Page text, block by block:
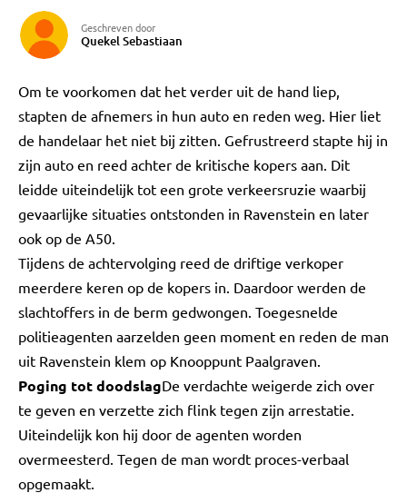
Geschreven door
Quekel Sebastiaan
Om te voorkomen dat het verder uit de hand liep,
stapten de afnemers in hun auto en reden weg. Hier liet
de handelaar het niet bij zitten. Gefrustreerd stapte hij in
zijn auto en reed achter de kritische kopers aan. Dit
leidde uiteindelijk tot een grote verkeersruzie waarbij
gevaarlijke situaties ontstonden in Ravenstein en later
ook op de A50.
Tijdens de achtervolging reed de driftige verkoper
meerdere keren op de kopers in. Daardoor werden de
slachtoffers in de berm gedwongen. Toegesnelde
politieagenten aarzelden geen moment en reden de man
uit Ravenstein klem op Knooppunt Paalgraven.
Poging tot doodslagDe verdachte weigerde zich over
te geven en verzette zich flink tegen zijn arrestatie.
Uiteindelijk kon hij door de agenten worden
overmeesterd. Tegen de man wordt proces-verbaal
opgemaakt.